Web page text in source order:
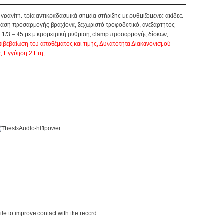
τρία αντικραδασμικά σημεία στήριξης με ρυθμιζόμενες ακίδες,
προσαρμογής βραχίονα, ξεχωριστό τροφοδοτικό, ανεξάρτητος
3 – 45 με μικρομετρική ρύθμιση, clamp προσαρμογής δίσκων,
του αποθέματος και τιμής, Δυνατότητα Διακανονισμού –
Εγγύηση 2 Ετη,
to improve contact with the record.